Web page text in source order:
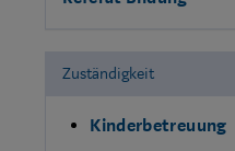
Zuständigkeit
Kinderbetreuung